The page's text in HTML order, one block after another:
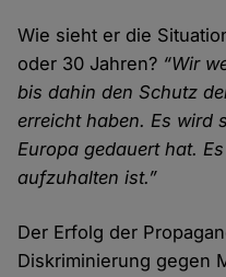
Wie sieht er die
oder 30 Jahren? “Wir
bis dahin den Schutz
erreicht haben. Es wird
Europa gedauert hat.
aufzuhalten ist.”
Der Erfolg der
Diskriminierung gegen